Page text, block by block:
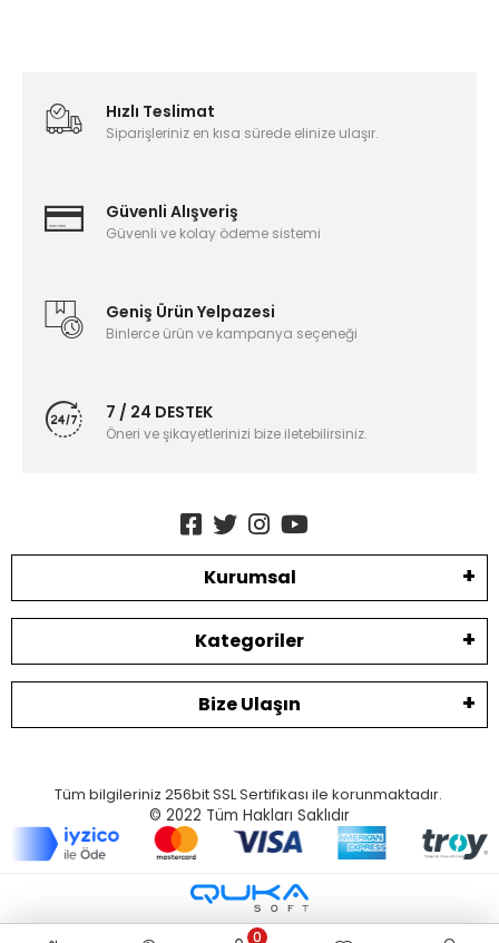
Hızlı Teslimat
Siparişleriniz en kısa sürede elinize ulaşır.
Güvenli Alışveriş
Güvenli ve kolay ödeme sistemi
Geniş Ürün Yelpazesi
Binlerce ürün ve kampanya seçeneği
7 / 24 DESTEK
Öneri ve şikayetlerinizi bize iletebilirsiniz.
Kurumsal
Kategoriler
Bize Ulaşın
Tüm bilgileriniz 256bit SSL Sertifikası ile korunmaktadır.
© 2022 Tüm Hakları Saklıdır
0